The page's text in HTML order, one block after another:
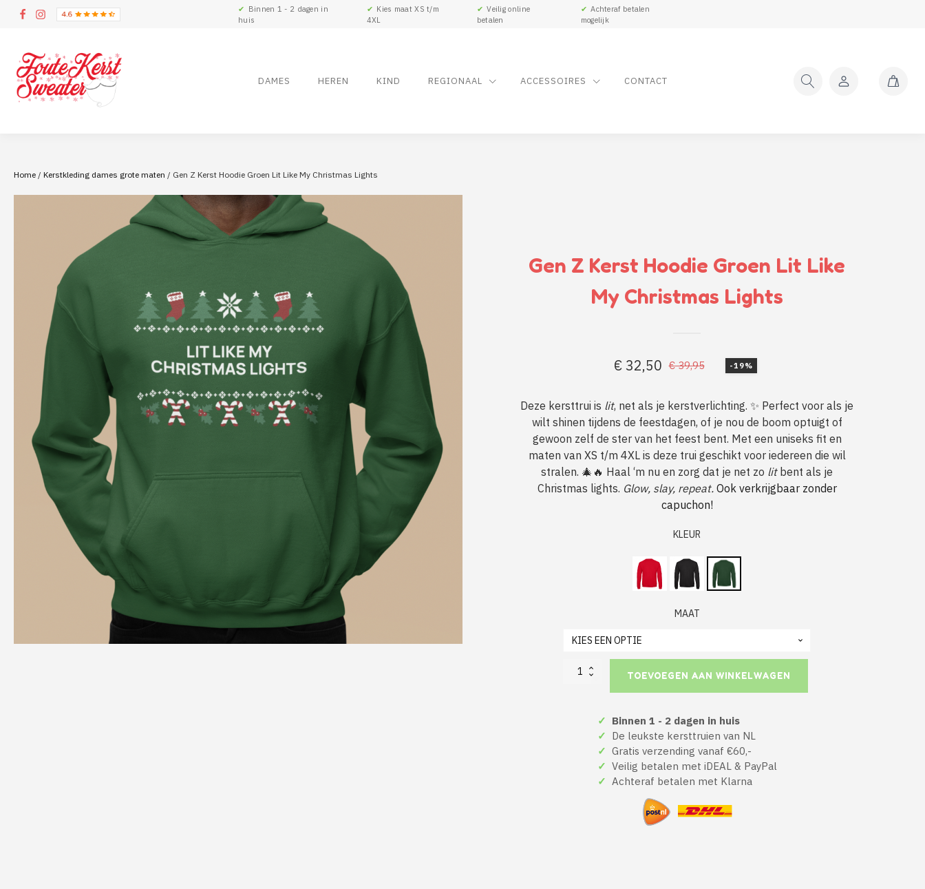
✔
Binnen 1 - 2 dagen in
huis
✔
Kies maat XS t/m
4XL
✔ Veilig online
betalen
✔ Achteraf betalen
mogelijk
DAMES HEREN KIND REGIONAAL ACCESSOIRES CONTACT
Home / Kerstkleding dames grote maten / Gen Z Kerst Hoodie Groen Lit Like My Christmas Lights
Gen Z Kerst Hoodie Groen Lit Like
My Christmas Lights
€39,95
Oorspronkelijke
was:
€ 39,95.
€32,50
Huidige
is:
€ 32,50.
-19%
Deze kersttrui is lit, net als je kerstverlichting. ✨ Perfect voor als je
wilt shinen tijdens de feestdagen, of je nou de boom optuigt of
gewoon zelf de ster van het feest bent. Met een uniseks fit en
maten van XS t/m 4XL is deze trui geschikt voor iedereen die wil
stralen. 🎄🔥 Haal ‘m nu en zorg dat je net zo litbent als je
Christmas lights. Glow, slay, repeat. Ook verkrijgbaar zonder
capuchon!
KLEUR
MAAT
Christmas
TOEVOEGEN AAN WINKELWAGEN
✓ Binnen 1 - 2 dagen in huis
✓ De leukste kersttruien van NL
✓ Gratis verzending vanaf €60,-
✓ Veilig betalen met iDEAL & PayPal
✓ Achteraf betalen met Klarna